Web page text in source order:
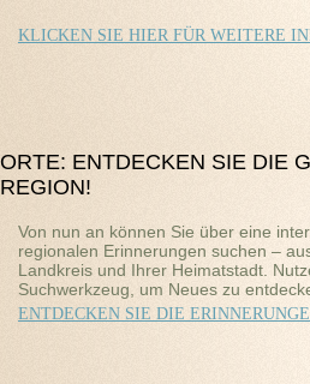
KLICKEN SIE HIER FÜR WEITERE
ORTE: ENTDECKEN SIE DIE
REGION!
Von nun an können Sie über eine
regionalen Erinnerungen suchen –
Landkreis und Ihrer Heimatstadt.
Suchwerkzeug, um Neues zu
ENTDECKEN SIE DIE